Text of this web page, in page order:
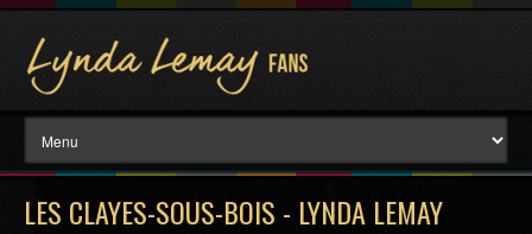
LES CLAYES-SOUS-BOIS - LYNDA LEMAY